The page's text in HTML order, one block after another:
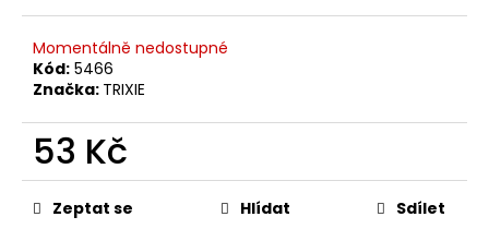
Momentálně nedostupné
Kód: 5466
Značka: TRIXIE
53 Kč
Měrná
cena:Zeptat se Hlídat Sdílet
D
o
p
o
u
č
u